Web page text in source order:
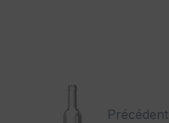
Précédent